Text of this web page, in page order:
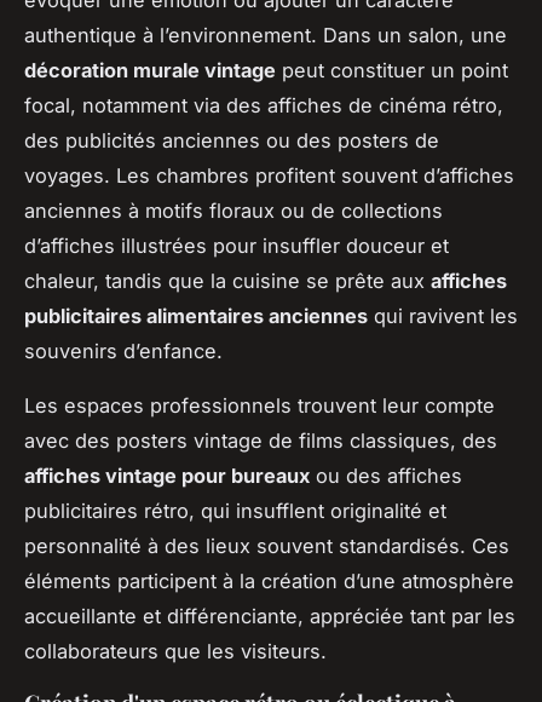
authentique à l’environnement. Dans un salon, une
décoration murale vintage peut constituer un point
focal, notamment via des affiches de cinéma rétro,
des publicités anciennes ou des posters de
voyages. Les chambres profitent souvent d’affiches
anciennes à motifs floraux ou de collections
d’affiches illustrées pour insuffler douceur et
chaleur, tandis que la cuisine se prête aux affiches
publicitaires alimentaires anciennes qui ravivent les
souvenirs d’enfance.
Les espaces professionnels trouvent leur compte
avec des posters vintage de films classiques, des
affiches vintage pour bureaux ou des affiches
publicitaires rétro, qui insufflent originalité et
personnalité à des lieux souvent standardisés. Ces
éléments participent à la création d’une atmosphère
accueillante et différenciante, appréciée tant par les
collaborateurs que les visiteurs.